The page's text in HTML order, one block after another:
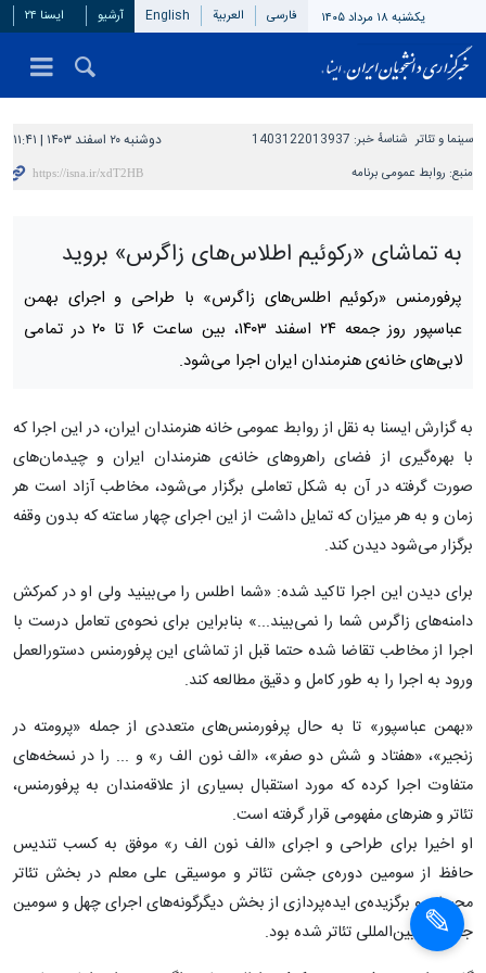
یکشنبه ۱۸ مرداد ۱۴۰۵ فارسی العربیة English آرشیو ایسنا ۲۴
سینما و تئاتر شناسهٔ خبر: 1403122013937 دوشنبه ۲۰ اسفند ۱۴۰۳ | ۱۱:۴۱
منبع: روابط عمومی برنامه
به تماشای «رکوئیم اطلاس‌های زاگرس» بروید
پرفورمنس «رکوئیم اطلس‌های زاگرس» با طراحی و اجرای بهمن
عباسپور روز جمعه ۲۴ اسفند ۱۴۰۳، بین ساعت ۱۶ تا ۲۰ در تمامی
لابی‌های خانه‌ی هنرمندان ایران اجرا می‌شود.
×